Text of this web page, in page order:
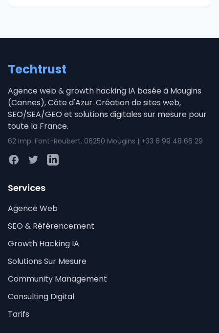
Techtrust
Agence web & growth hacking IA basée à Mougins
(Cannes), Côte d'Azur. Création de sites web,
SEO/SEA/GEO et solutions digitales sur mesure pour
toute la France.
62 Imp. Font-Roubert, 06250 Mougins | +33 6 99 48 66 29
FacebookTwitterLinkedIn
Services
Agence Web
SEO & Référencement
Growth Hacking IA
Solutions Sur Mesure
Community Management
Consulting Digital
Tarifs